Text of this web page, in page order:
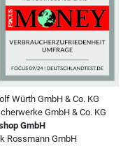
Würth GmbH & Co. KG
GmbH & Co. KG
GmbH
Rossmann GmbH